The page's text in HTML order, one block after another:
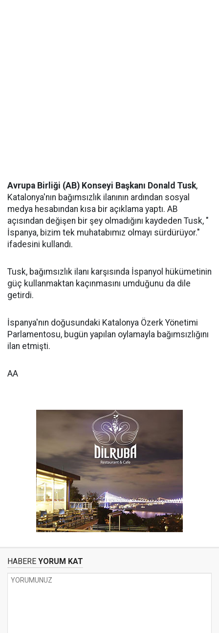
Avrupa Birliği (AB) Konseyi Başkanı Donald Tusk,
Katalonya'nın bağımsızlık ilanının ardından sosyal
medya hesabından kısa bir açıklama yaptı. AB
açısından değişen bir şey olmadığını kaydeden Tusk, "
İspanya, bizim tek muhatabımız olmayı sürdürüyor."
ifadesini kullandı.
Tusk, bağımsızlık ilanı karşısında İspanyol hükümetinin
güç kullanmaktan kaçınmasını umduğunu da dile
getirdi.
İspanya'nın doğusundaki Katalonya Özerk Yönetimi
Parlamentosu, bugün yapılan oylamayla bağımsızlığını
ilan etmişti.
AA
HABERE YORUM KAT